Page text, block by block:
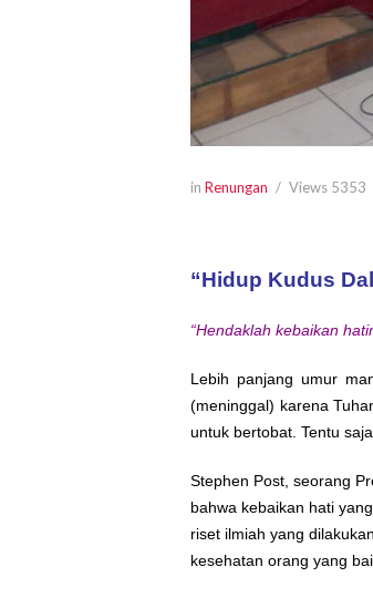
in Renungan Views 5353
“Hidup Kudus
“Hendaklah kebaikan
Lebih panjang umur
(meninggal) karena
untuk bertobat. Tentu
Stephen Post, seorang
bahwa kebaikan hati
riset ilmiah yang
kesehatan orang yang